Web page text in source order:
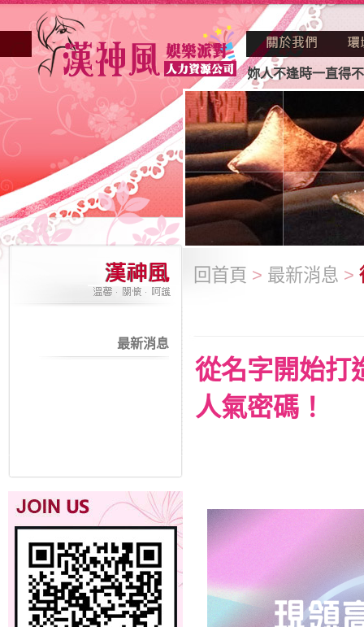
不景氣的年代找不到工作？也許妳人不逢時一直得不到老
最新消息
回首頁 > 最新消息 >
從名字開始打
人氣密碼！